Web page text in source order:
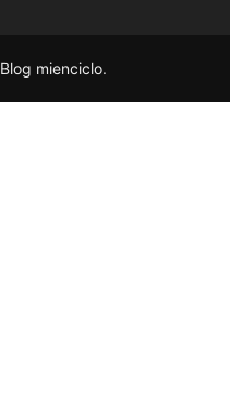
Blog mienciclo.